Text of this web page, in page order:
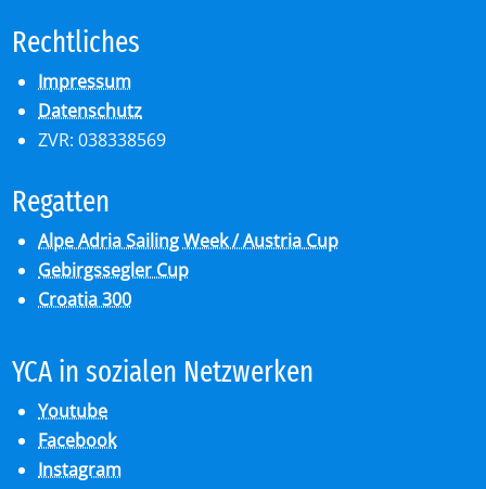
Recht­li­ches
Impressum
Datenschutz
ZVR: 038338569
Re­gat­ten
Alpe Adria Sailing Week / Austria Cup
Gebirgssegler Cup
Croatia 300
YCA in so­zia­len Netz­wer­ken
Youtube
Facebook
Instagram